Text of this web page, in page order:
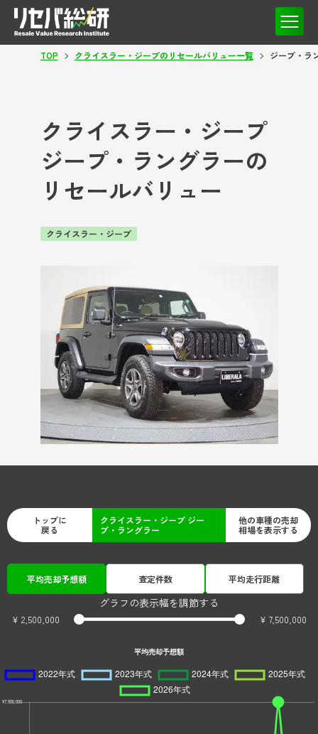
TOP クライスラー・ジープのリセールバリュー一覧 ジープ・ラ
クライスラー・ジープ
ジープ・ラングラーの
リセールバリュー
クライスラー・ジープ
トップに
戻る
クライスラー・ジープ ジー
プ・ラングラー
他の車種の売却
相場を表示する
平均売却予想額 査定件数 平均走行距離
グラフの表示幅を調節する
¥ 2,500,000 ¥ 7,500,000